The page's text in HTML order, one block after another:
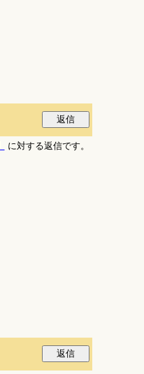
に対する返信です。